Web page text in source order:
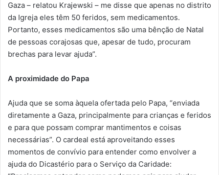
Gaza – relatou Krajewski – me disse que apenas no distrito
da Igreja eles têm 50 feridos, sem medicamentos.
Portanto, esses medicamentos são uma bênção de Natal
de pessoas corajosas que, apesar de tudo, procuram
brechas para levar ajuda”.
A proximidade do Papa
Ajuda que se soma àquela ofertada pelo Papa, “enviada
diretamente a Gaza, principalmente para crianças e feridos
e para que possam comprar mantimentos e coisas
necessárias”. O cardeal está aproveitando esses
momentos de convívio para entender como envolver a
ajuda do Dicastério para o Serviço da Caridade: